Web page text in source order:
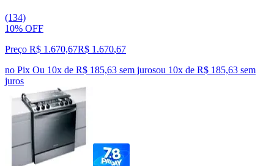
(134)
10% OFF
Preço R$ 1.670,67R$ 1.670,67
no Pix Ou 10x de R$ 185,63 sem jurosou 10x de R$ 185,63 sem
juros